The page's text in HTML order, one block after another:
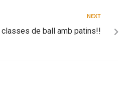
NEXT
de ball amb patins!!